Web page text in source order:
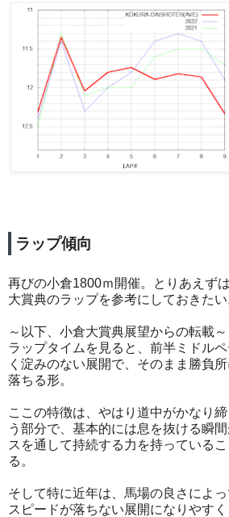
ラップ傾向
再びの小倉1800ｍ開催。とりあえず
大賞典のラップを参考にしておきたい
～以下、小倉大賞典展望からの転載～
ラップタイムを見ると、前半ミドル
く淀みのない展開で、そのまま勝負
落ちる形。
ここの特徴は、やはり道中がかなり
う部分で、基本的には息を抜ける瞬
スを通して持続する力を持っている
る。
そして特に近年は、馬場の良さによ
スピードが落ちない展開になりやす